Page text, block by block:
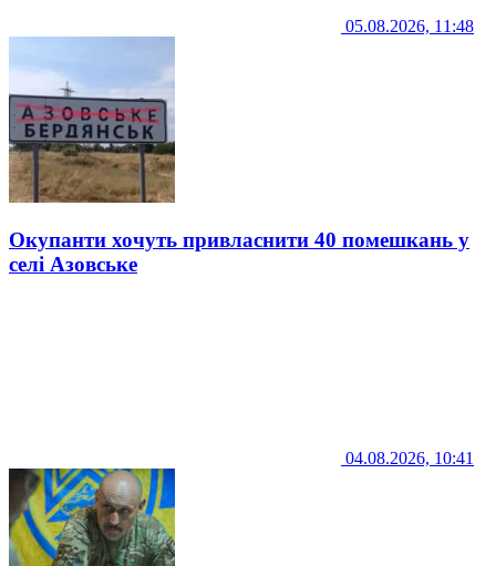
05.08.2026, 11:48
Окупанти хочуть привласнити 40 помешкань у
селі Азовське
04.08.2026, 10:41